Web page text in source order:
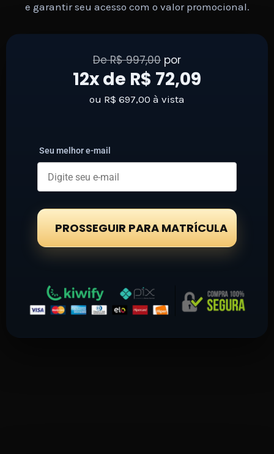
e garantir seu acesso com o valor promocional.
De R$ 997,00 por
12x de R$ 72,09
ou R$ 697,00 à vista
Seu melhor e-mail
PROSSEGUIR PARA MATRÍCULA